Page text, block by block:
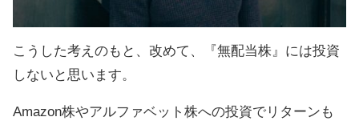
こうした考えのもと、改めて、『無配当株』には投資
しないと思います。
Amazon株やアルファベット株への投資でリターンも